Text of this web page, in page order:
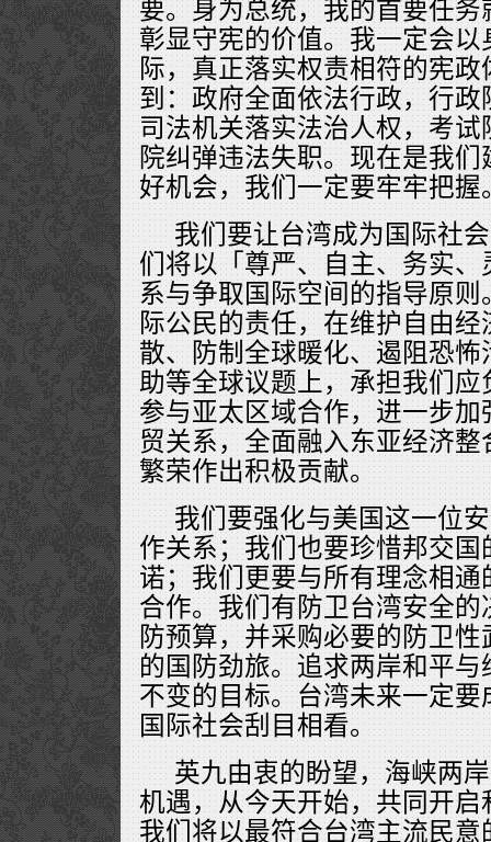
要。身为总统，我的首要任
彰显守宪的价值。我一定会
际，真正落实权责相符的宪
到：政府全面依法行政，行
司法机关落实法治人权，考
院纠弹违法失职。现在是我
好机会，我们一定要牢牢把握
我们要让台湾成为国际社
们将以「尊严、自主、务实
系与争取国际空间的指导原
际公民的责任，在维护自由
散、防制全球暖化、遏阻恐
助等全球议题上，承担我们
参与亚太区域合作，进一步
贸关系，全面融入东亚经济
繁荣作出积极贡献。
我们要强化与美国这一位
作关系；我们也要珍惜邦交
诺；我们更要与所有理念相
合作。我们有防卫台湾安全
防预算，并采购必要的防卫
的国防劲旅。追求两岸和平
不变的目标。台湾未来一定
国际社会刮目相看。
英九由衷的盼望，海峡两
机遇，从今天开始，共同开
我们将以最符合台湾主流民